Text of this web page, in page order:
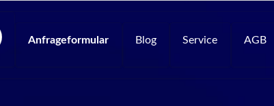
Anfrageformular
Blog Service AGB